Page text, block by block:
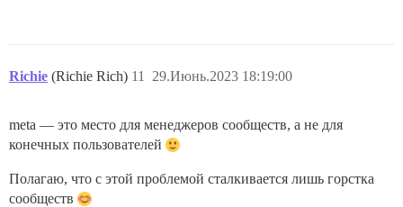
Richie (Richie Rich) 29.Июнь.2023 18:19:00
11
meta — это место для менеджеров сообществ, а не для
конечных пользователей
Полагаю, что с этой проблемой сталкивается лишь горстка
сообществ